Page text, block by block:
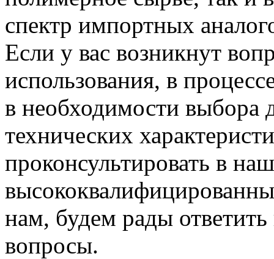
спектр импортных
Если у вас возникнут
использования, в
в необходимости выбора
технических
проконсультировать в
нам, будем рады
вопросы.